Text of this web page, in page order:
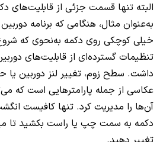
البته تنها قسمت جزئی از قابلیت‌های
به‌عنوان مثال، هنگامی که برنامه دوربین
خیلی کوچکی روی دکمه به‌نحوی که
تنظیمات گسترده‌ای از قابلیت‌های
داشت. سطح زوم، تغییر لنز دوربین
عکاسی از جمله پارامترهایی است که
آن‌ها را مدیریت کرد. تنها کافیست
دکمه به سمت چپ یا راست بکشید تا